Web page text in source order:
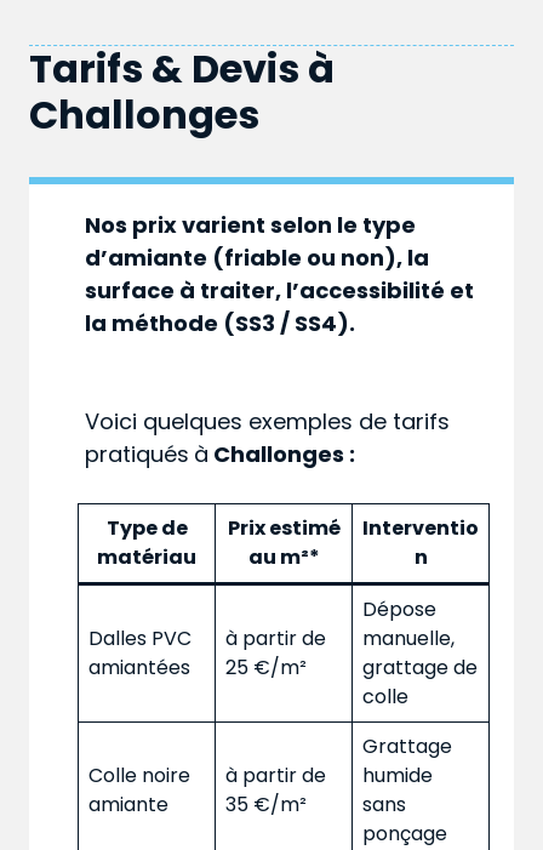
Tarifs & Devis à
Challonges
Nos prix varient selon le type
d’amiante (friable ou non), la
surface à traiter, l’accessibilité et
la méthode (SS3 / SS4).
Voici quelques exemples de tarifs
pratiqués à Challonges :
Type de
matériau
Prix estimé
au m²*
Interventio
n
Dalles PVC
amiantées
à partir de
25 €/m²
Dépose
manuelle,
grattage de
colle
Colle noire
amiante
à partir de
35 €/m²
Grattage
humide
sans
ponçage